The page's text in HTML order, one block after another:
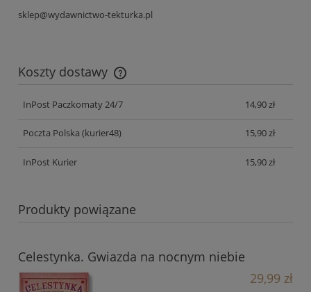
sklep@wydawnictwo-tekturka.pl
Koszty dostawy
Cena nie zawiera ewentualnych kosztów płatności
InPost Paczkomaty 24/7
14,90 zł
Poczta Polska (kurier48) 15,90 zł
InPost Kurier 15,90 zł
Produkty powiązane
Celestynka. Gwiazda na nocnym niebie
29,99 zł